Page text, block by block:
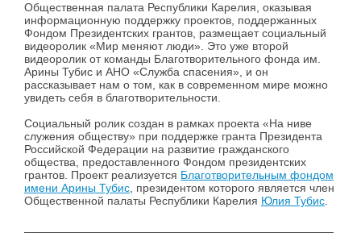
Общественная палата Республики Карелия, оказывая
информационную поддержку проектов, поддержанных
Фондом Президентских грантов, размещает социальный
видеоролик «Мир меняют люди». Это уже второй
видеоролик от команды Благотворительного фонда им.
Арины Тубис и АНО «Служба спасения», и он
рассказывает нам о том, как в современном мире можно
увидеть себя в благотворительности.
Социальный ролик создан в рамках проекта «На ниве
служения обществу» при поддержке гранта Президента
Российской Федерации на развитие гражданского
общества, предоставленного Фондом президентских
грантов. Проект реализуется Благотворительным фондом
имени Арины Тубис , президентом которого является член
Общественной палаты Республики Карелия Юлия Тубис